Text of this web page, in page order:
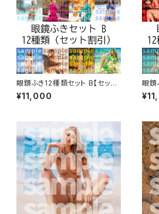
眼鏡ふき12種類セット B【セット
割引】
¥11,000
眼鏡
割引